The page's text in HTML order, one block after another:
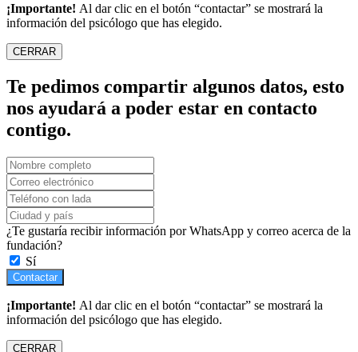
¡Importante! Al dar clic en el botón “contactar” se mostrará la
información del psicólogo que has elegido.
CERRAR
Te pedimos compartir algunos datos, esto
nos ayudará a poder estar en contacto
contigo.
¿Te gustaría recibir información por WhatsApp y correo acerca de la
fundación?
Sí
Contactar
¡Importante! Al dar clic en el botón “contactar” se mostrará la
información del psicólogo que has elegido.
CERRAR